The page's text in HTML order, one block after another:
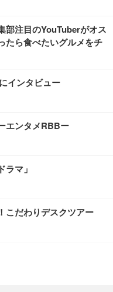
部注目のYouTuberがオス
たら食べたいグルメをチ
インタビュー
エンタメRBBー
マ」
こだわりデスクツアー